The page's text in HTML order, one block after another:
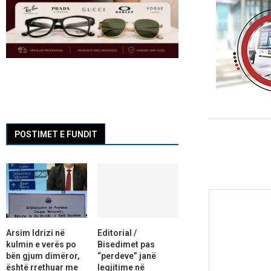
POSTIMET E FUNDIT
Arsim Idrizi në
kulmin e verës po
bën gjum dimëror,
është rrethuar me
Editorial /
Bisedimet pas
“perdeve” janë
legjitime në